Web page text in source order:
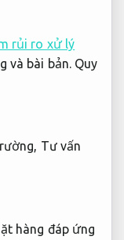
rủi ro xử lý
và bài bản. Quy
Tư vấn
hàng đáp ứng